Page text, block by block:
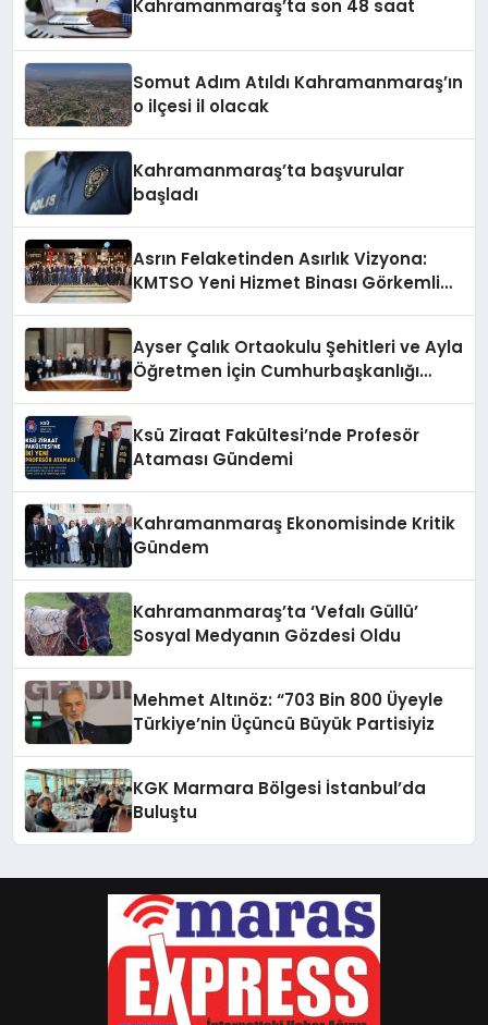
Kahramanmaraş’ta son 48 saat
Somut Adım Atıldı Kahramanmaraş’ın
o ilçesi il olacak
Kahramanmaraş’ta başvurular
başladı
Asrın Felaketinden Asırlık Vizyona:
KMTSO Yeni Hizmet Binası Görkemli
Ayser Çalık Ortaokulu Şehitleri ve Ayla
Öğretmen İçin Cumhurbaşkanlığı
Ksü Ziraat Fakültesi’nde Profesör
Ataması Gündemi
Kahramanmaraş Ekonomisinde Kritik
Gündem
Kahramanmaraş’ta ‘Vefalı Güllü’
Sosyal Medyanın Gözdesi Oldu
Mehmet Altınöz: “703 Bin 800 Üyeyle
Türkiye’nin Üçüncü Büyük Partisiyiz
KGK Marmara Bölgesi İstanbul’da
Buluştu